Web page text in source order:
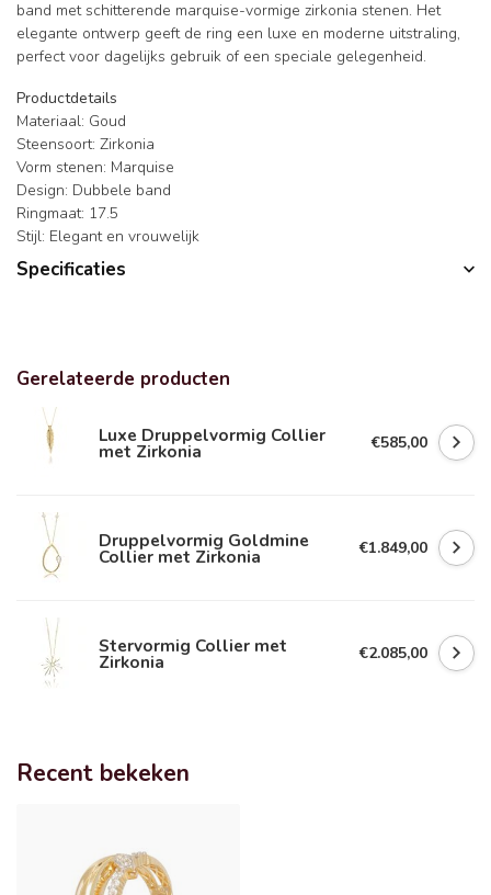
band met schitterende marquise-vormige zirkonia stenen. Het
elegante ontwerp geeft de ring een luxe en moderne uitstraling,
perfect voor dagelijks gebruik of een speciale gelegenheid.
Productdetails
Materiaal: Goud
Steensoort: Zirkonia
Vorm stenen: Marquise
Design: Dubbele band
Ringmaat: 17.5
Stijl: Elegant en vrouwelijk
Specificaties
Gerelateerde producten
Luxe Druppelvormig Collier
met Zirkonia €585,00
Druppelvormig Goldmine
Collier met Zirkonia €1.849,00
Stervormig Collier met
Zirkonia €2.085,00
Recent bekeken